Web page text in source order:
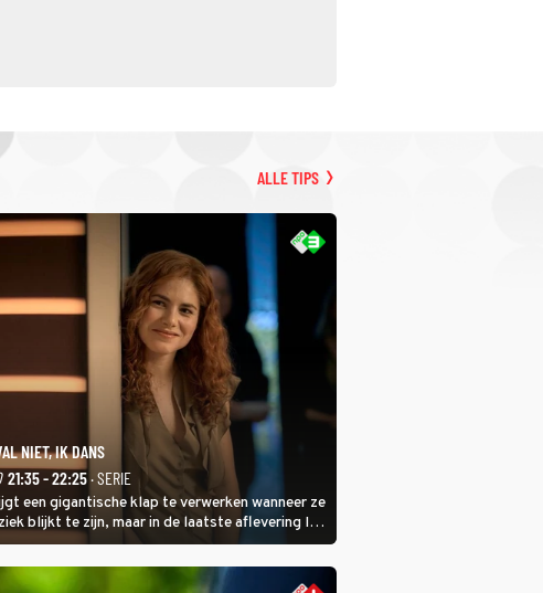
ALLE TIPS
NIET, IK DANS
21:35 - 22:25· SERIE
een gigantische klap te verwerken wanneer ze
blijkt te zijn, maar in de laatste aflevering Ik
Dans laat ze zien dat ze niet van plan is op te
als ze daarvoor een ingrijpende operatie